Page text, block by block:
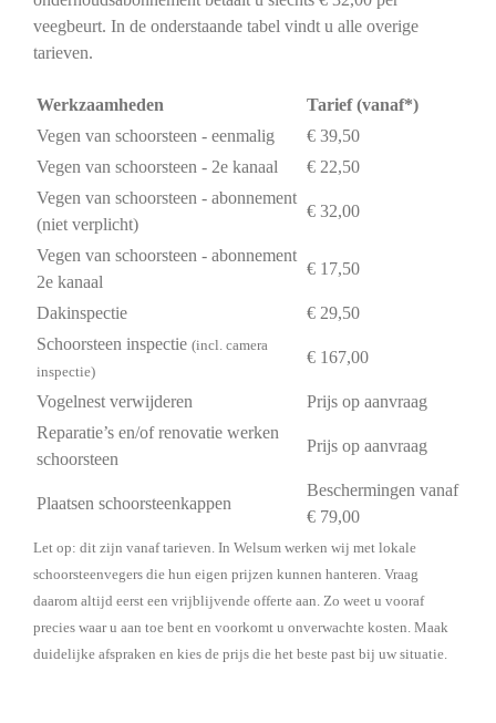
veegbeurt. In de onderstaande tabel vindt u alle overige
tarieven.
Werkzaamheden
Tarief (vanaf*)
Vegen van schoorsteen - eenmalig
€ 39,50
Vegen van schoorsteen - 2e kanaal
€ 22,50
Vegen van schoorsteen - abonnement
(niet verplicht)
€ 32,00
Vegen van schoorsteen - abonnement
2e kanaal
€ 17,50
Dakinspectie
€ 29,50
Schoorsteen inspectie (incl. camera
inspectie)
€ 167,00
Vogelnest verwijderen
Prijs op aanvraag
Reparatie’s en/of renovatie werken
schoorsteen
Prijs op aanvraag
Plaatsen schoorsteenkappen
Beschermingen vanaf
€ 79,00
Let op: dit zijn vanaf tarieven. In Welsum werken wij met lokale
schoorsteenvegers die hun eigen prijzen kunnen hanteren. Vraag
daarom altijd eerst een vrijblijvende offerte aan. Zo weet u vooraf
precies waar u aan toe bent en voorkomt u onverwachte kosten. Maak
duidelijke afspraken en kies de prijs die het beste past bij uw situatie.